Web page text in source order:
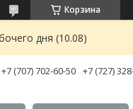
Корзина
дня (10.08)
+7 (707) 702-60-50 +7 (727)